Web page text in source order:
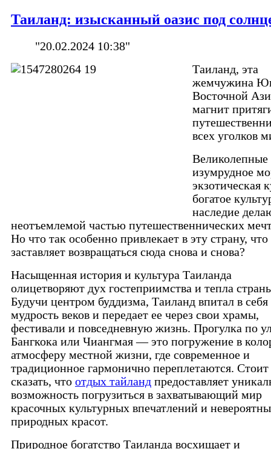
Таиланд: изысканный оазис под
"20.02.2024 10:38"
Таиланд, эта
жемчужина
Восточной
магнит
всех уголков
изумрудное
экзотическая
богатое
наследие
неотъемлемой частью путешественнических
Но что так особенно привлекает в эту страну, что
заставляет возвращаться сюда снова и снова?
Насыщенная история и культура Таиланда
олицетворяют дух гостеприимства и тепла
Будучи центром буддизма, Таиланд впитал в себя
мудрость веков и передает ее через свои храмы,
фестивали и повседневную жизнь. Прогулка по
Бангкока или Чиангмая — это погружение в
атмосферу местной жизни, где современное и
традиционное гармонично переплетаются. Стоит
сказать, что отдых тайланд предоставляет
возможность погрузиться в захватывающий мир
красочных культурных впечатлений и
природных красот.
Природное богатство Таиланда восхищает и